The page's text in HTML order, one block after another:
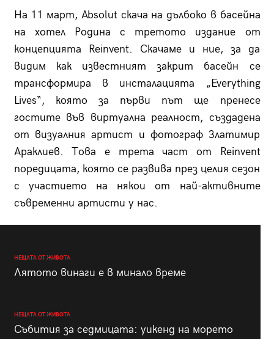
На 11 март, Absolut скача на дълбоко в басейна
на хотел Родина с третото издание от
концепцията Reinvent. Скачаме и ние, за да
видим как известният закрит басейн се
трансформира в инсталацията „Everything
Lives“, която за първи път ще пренесе
гостите във виртуална реалност, създадена
от визуалния артист и фотограф Златимир
Араклиев. Това е трета част от Reinvent
поредицата, която се развива през целия сезон
с участието на някои от най-активните
съвременни артисти у нас.
НЕЩАТА ОТ ЖИВОТА
Лятото винаги е в минало време
НЕЩАТА ОТ ЖИВОТА
Събития за седмицата: уикенд на морето